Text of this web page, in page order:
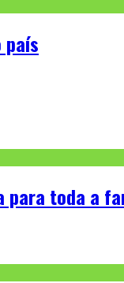
país
toda a